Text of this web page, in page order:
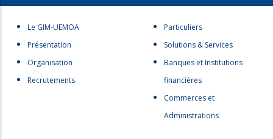
Menu
footer
Le GIM-UEMOA
Présentation
Organisation
Recrutements
Menu
footer
Particuliers
Solutions & Services
Banques et Institutions
financières
Commerces et
Administrations